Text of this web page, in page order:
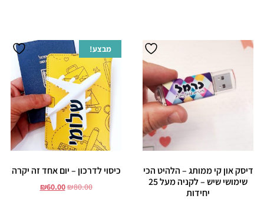
דיסק און קי ממותג – הלהיט הכי
שימושי שיש – לקניה מעל 25
יחידות
מבצע!
כיסוי לדרכון – יום אחד זה יקרה
₪80.00
₪60.00